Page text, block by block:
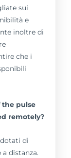
sui
e
inoltre di
che i
the pulse
remotely?
di
distanza.